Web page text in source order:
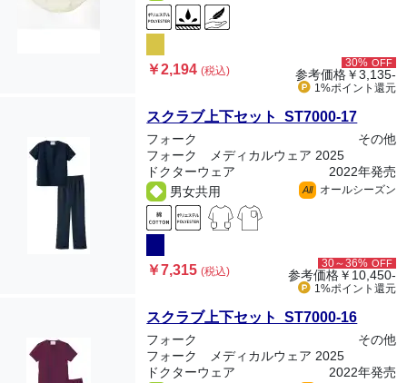
￥2,194(税込)
30% OFF
参考価格￥3,135-
1%ポイント 還元
スクラブ上下セット ST7000-17
フォーク
その他
フォーク メディカルウェア 2025
ドクターウェア
2022年発売
男女共用
All オールシーズン
￥7,315(税込)
30～36% OFF
参考価格￥10,450-
1%ポイント 還元
スクラブ上下セット ST7000-16
フォーク
その他
フォーク メディカルウェア 2025
ドクターウェア
2022年発売